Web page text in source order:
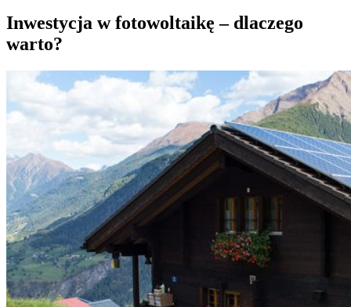
Inwestycja w fotowoltaikę – dlaczego
warto?